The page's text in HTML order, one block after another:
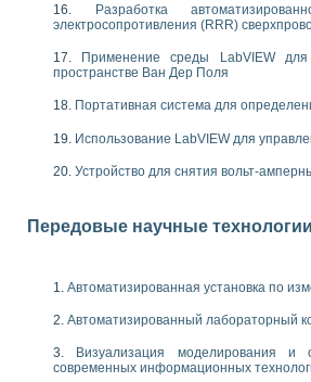
в среде LabVIEW
национального проекта «Образование»
решателей обыкновенных
практикумов на кафедре
образования и подготовки преподавателей
по электротехнике в среде MULTISIM
«Технологии NATIONAL INSTRUMENTS» в
постоянного тока
Разработка
электросопротивления (RRR)
Применение среды LabVIEW
пространстве Ван Дер Поля
Портативная система для
Использование LabVIEW для
Устройство для снятия вольт-
Передовые научные
Автоматизированная установка по
Автоматизированный лабораторный
Визуализация моделирования и
современных информационных